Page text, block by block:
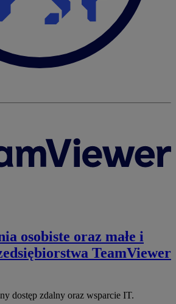
osobiste oraz małe i
TeamViewer
dostęp zdalny oraz wsparcie IT.